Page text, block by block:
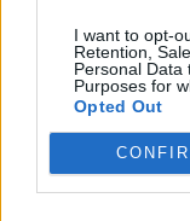
I want to opt-
Retention,
Personal Data
Purposes for
Opted Out